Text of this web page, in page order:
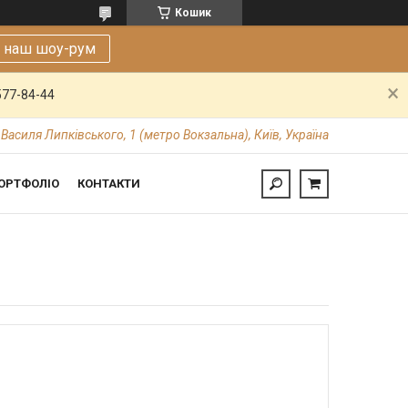
Кошик
наш шоу-рум
84-44
Липківського, 1 (метро Вокзальна), Київ, Україна
КОНТАКТИ